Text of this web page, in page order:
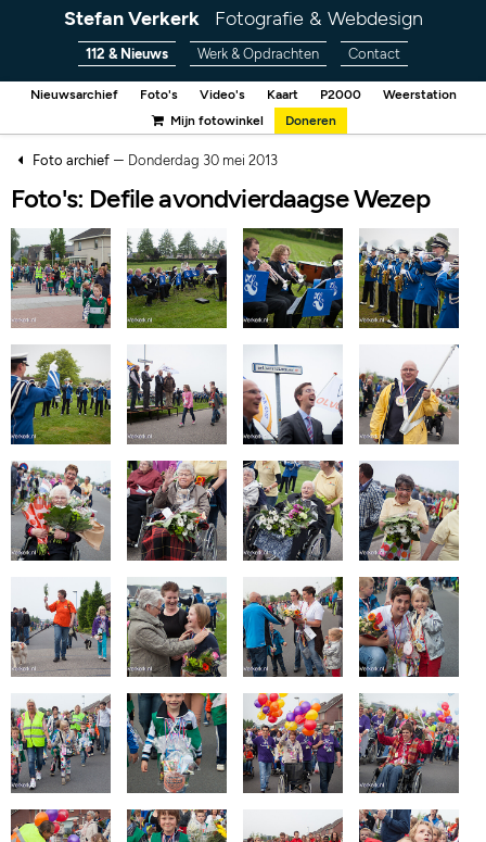
Stefan Verkerk Fotografie & Webdesign
112 & Nieuws Werk & Opdrachten Contact
Nieuwsarchief Foto's Video's Kaart P2000
Weerstation
Mijn fotowinkel
Doneren
Foto archief– Donderdag 30 mei 2013
Foto's: Defile avondvierdaagse Wezep